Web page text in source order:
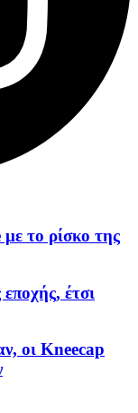
το ρίσκο της
έτσι
οι Kneecap